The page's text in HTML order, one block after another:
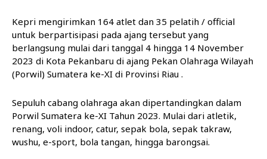
Kepri mengirimkan 164 atlet dan 35 pelatih / official
untuk berpartisipasi pada ajang tersebut yang
berlangsung mulai dari tanggal 4 hingga 14 November
2023 di Kota Pekanbaru di ajang Pekan Olahraga Wilayah
(Porwil) Sumatera ke-XI di Provinsi Riau .
Sepuluh cabang olahraga akan dipertandingkan dalam
Porwil Sumatera ke-XI Tahun 2023. Mulai dari atletik,
renang, voli indoor, catur, sepak bola, sepak takraw,
wushu, e-sport, bola tangan, hingga barongsai.